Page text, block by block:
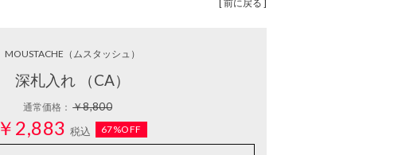
[ 前に戻る ]
MOUSTACHE （ムスタッシュ）
深札入れ （CA）
通常価格：￥8,800
￥2,883 税込 67%OFF